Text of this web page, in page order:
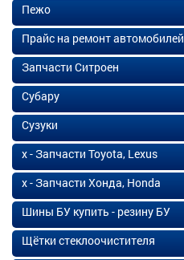
Пежо
Прайс на ремонт автомобилей
Запчасти Ситроен
Субару
Сузуки
х - Запчасти Toyota, Lexus
х - Запчасти Хонда, Honda
Шины БУ купить - резину БУ
Щётки стеклоочистителя